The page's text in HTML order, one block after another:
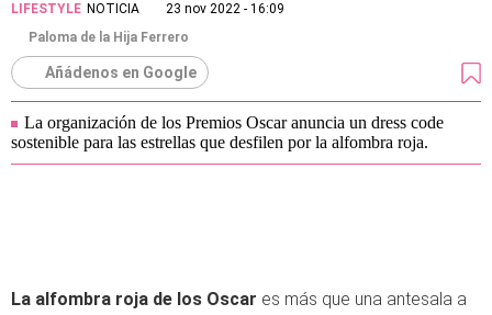
LIFESTYLE NOTICIA
23 nov 2022 - 16:09
Paloma de la Hija Ferrero
Añádenos en Google
La organización de los Premios Oscar anuncia un dress code
sostenible para las estrellas que desfilen por la alfombra roja.
La alfombra roja de los Oscar es más que una antesala a